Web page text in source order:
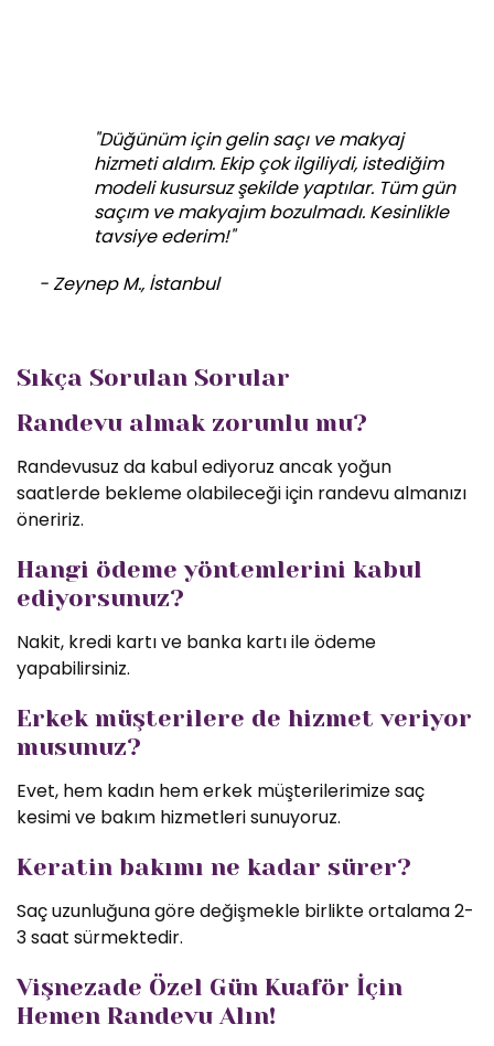
"Düğünüm için gelin saçı ve makyaj
hizmeti aldım. Ekip çok ilgiliydi, istediğim
modeli kusursuz şekilde yaptılar. Tüm gün
saçım ve makyajım bozulmadı. Kesinlikle
tavsiye ederim!"
- Zeynep M., İstanbul
Sıkça Sorulan Sorular
Randevu almak zorunlu mu?
Randevusuz da kabul ediyoruz ancak yoğun
saatlerde bekleme olabileceği için randevu almanızı
öneririz.
Hangi ödeme yöntemlerini kabul
ediyorsunuz?
Nakit, kredi kartı ve banka kartı ile ödeme
yapabilirsiniz.
Erkek müşterilere de hizmet veriyor
musunuz?
Evet, hem kadın hem erkek müşterilerimize saç
kesimi ve bakım hizmetleri sunuyoruz.
Keratin bakımı ne kadar sürer?
Saç uzunluğuna göre değişmekle birlikte ortalama 2-
3 saat sürmektedir.
Vişnezade Özel Gün Kuaför İçin
Hemen Randevu Alın!